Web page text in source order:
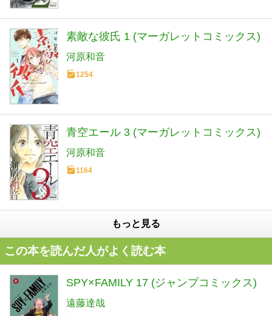
素敵な彼氏 1 (マーガレットコミックス)
河原和音
1254
青空エール 3 (マーガレットコミックス)
河原和音
1164
もっと見る
この本を読んだ人がよく読む本
SPY×FAMILY 17 (ジャンプコミックス)
遠藤達哉